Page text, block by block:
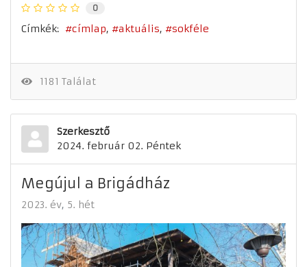
0
Címkék: címlap aktuális sokféle
1181 Találat
Szerkesztő
2024. február 02. Péntek
Megújul a Brigádház
2023. év 5. hét